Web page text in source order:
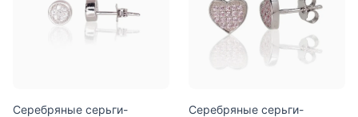
Серебряные серьги-
Серебряные серьги-